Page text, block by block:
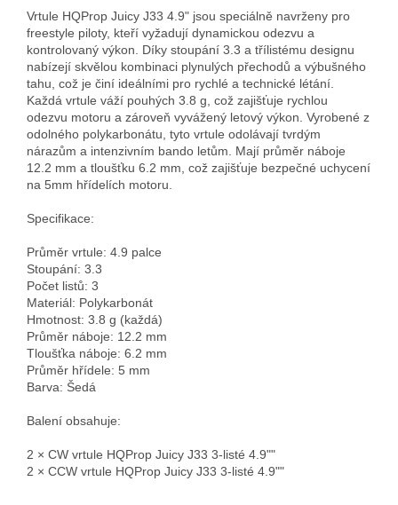
Vrtule HQProp Juicy J33 4.9" jsou speciálně navrženy pro
freestyle piloty, kteří vyžadují dynamickou odezvu a
kontrolovaný výkon. Díky stoupání 3.3 a třílistému designu
nabízejí skvělou kombinaci plynulých přechodů a výbušného
tahu, což je činí ideálními pro rychlé a technické létání.
Každá vrtule váží pouhých 3.8 g, což zajišťuje rychlou
odezvu motoru a zároveň vyvážený letový výkon. Vyrobené z
odolného polykarbonátu, tyto vrtule odolávají tvrdým
nárazům a intenzivním bando letům. Mají průměr náboje
12.2 mm a tloušťku 6.2 mm, což zajišťuje bezpečné uchycení
na 5mm hřídelích motoru.
Specifikace:
Průměr vrtule: 4.9 palce
Stoupání: 3.3
Počet listů: 3
Materiál: Polykarbonát
Hmotnost: 3.8 g (každá)
Průměr náboje: 12.2 mm
Tloušťka náboje: 6.2 mm
Průměr hřídele: 5 mm
Barva: Šedá
Balení obsahuje:
2 × CW vrtule HQProp Juicy J33 3-listé 4.9""
2 × CCW vrtule HQProp Juicy J33 3-listé 4.9""